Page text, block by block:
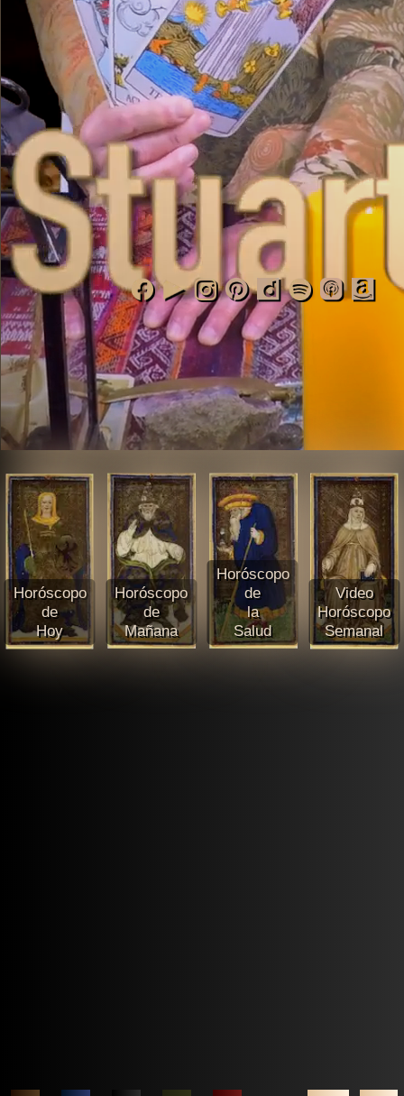
Horóscopo
de
Hoy
Horóscopo
de
Mañana
Horóscopo
de
la
Salud
Video
Horóscopo
Semanal